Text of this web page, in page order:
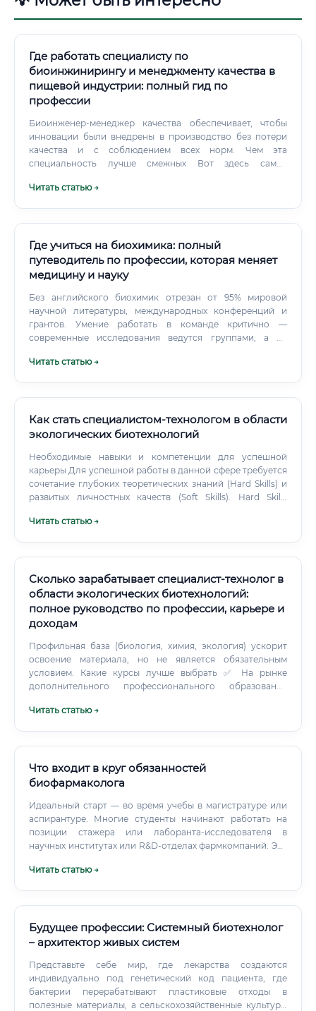
Где работать специалисту по
биоинжинирингу и менеджменту качества в
пищевой индустрии: полный гид по
профессии
Биоинженер-менеджер качества обеспечивает, чтобы
инновации были внедрены в производство без потери
качества и с соблюдением всех норм. Чем эта
специальность лучше смежных Вот здесь самое
биоинжиниринг с менеджментом качества, а не одну из
Читать статью →
Где учиться на биохимика: полный
путеводитель по профессии, которая меняет
медицину и науку
Без английского биохимик отрезан от 95% мировой
научной литературы, международных конференций и
грантов. Умение работать в команде критично —
современные исследования ведутся группами, а не
нужно уметь объяснять — коллегам, руководителям,
Читать статью →
Как стать специалистом-технологом в области
экологических биотехнологий
Необходимые навыки и компетенции для успешной
карьеры Для успешной работы в данной сфере требуется
сочетание глубоких теоретических знаний (Hard Skills) и
развитых личностных качеств (Soft Skills). Hard Skills
Глубокое понимание основ общей биологии,
законодательства, нормативов ПДК (предельно
допустимых концентраций), принципов работы
экосистем.
Читать статью →
Сколько зарабатывает специалист-технолог в
области экологических биотехнологий:
полное руководство по профессии, карьере и
доходам
Профильная база (биология, химия, экология) ускорит
освоение материала, но не является обязательным
условием. Какие курсы лучше выбрать ✅ На рынке
дополнительного профессионального образования
Читать статью →
Что входит в круг обязанностей
биофармаколога
Идеальный старт — во время учебы в магистратуре или
аспирантуре. Многие студенты начинают работать на
позиции стажера или лаборанта-исследователя в
научных институтах или R&D-отделах фармкомпаний. Это
завести полезные знакомства в профессиональной
Читать статью →
Будущее профессии: Системный биотехнолог
– архитектор живых систем
Представьте себе мир, где лекарства создаются
индивидуально под генетический код пациента, где
бактерии перерабатывают пластиковые отходы в
полезные материалы, а сельскохозяйственные культуры